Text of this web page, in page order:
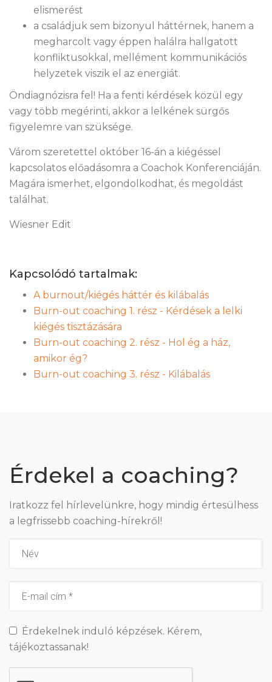
elismerést
a családjuk sem bizonyul háttérnek, hanem a
megharcolt vagy éppen halálra hallgatott
konfliktusokkal, mellément kommunikációs
helyzetek viszik el az energiát.
Öndiagnózisra fel! Ha a fenti kérdések közül egy
vagy több megérinti, akkor a lelkének sürgős
figyelemre van szüksége.
Várom szeretettel október 16-án a kiégéssel
kapcsolatos előadásomra a Coachok Konferenciáján.
Magára ismerhet, elgondolkodhat, és megoldást
találhat.
Wiesner Edit
Kapcsolódó tartalmak:
A burnout/kiégés háttér és kilábalás
Burn-out coaching 1. rész - Kérdések a lelki
kiégés tisztázására
Burn-out coaching 2. rész - Hol ég a ház,
amikor ég?
Burn-out coaching 3. rész - Kilábalás
Érdekel a coaching?
Iratkozz fel hírlevelünkre, hogy mindig értesülhess
a legfrissebb coaching-hírekről!
Érdekelnek induló képzések. Kérem,
tájékoztassanak!